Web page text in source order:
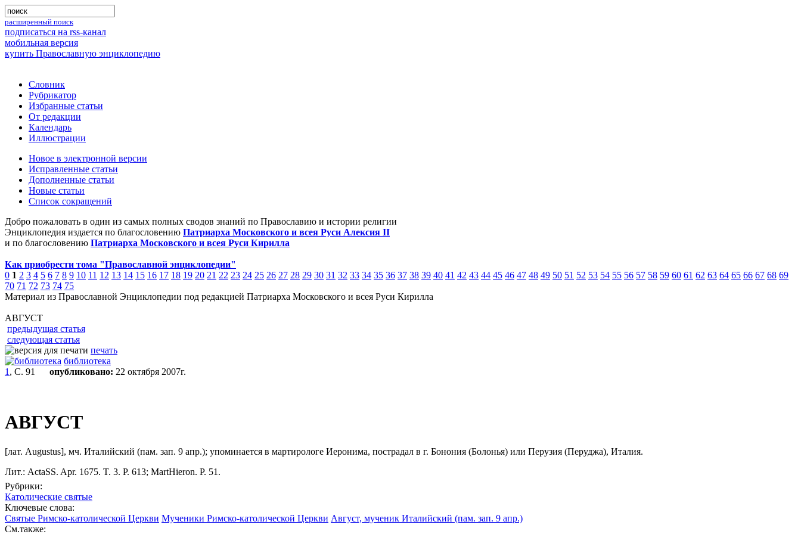
расширенный поиск
подписаться на rss-канал
мобильная версия
купить Православную энциклопедию
Словник
Рубрикатор
Избранные статьи
От редакции
Календарь
Иллюстрации
Новое в электронной версии
Исправленные статьи
Дополненные статьи
Новые статьи
Список сокращений
Добро пожаловать в один из самых полных сводов знаний по Православию и истории религии
Энциклопедия издается по благословению Патриарха Московского и всея Руси Алексия II
и по благословению Патриарха Московского и всея Руси Кирилла
Как приобрести тома "Православной энциклопедии"
0 1 2 3 4 5 6 7 8 9 10 11 12 13 14 15 16 17 18 19 20 21 22 23 24 25 26 27 28 29 30 31 32 33 34 35 36 37 38 39 40 41 42 43 44 45 46 47 48 49 50 51 52 53 54 55 56 57 58 59 60 61 62 63 64 65 66 67 68 69
70 71 72 73 74 75
Материал из Православной Энциклопедии под редакцией Патриарха Московского и всея Руси Кирилла
АВГУСТ
предыдущая статья
следующая статья
печать
библиотека
1 , С. 91 опубликовано: 22 октября 2007г.
АВГУСТ
[лат. Augustus], мч. Италийский (пам. зап. 9 апр.); упоминается в мартирологе Иеронима, пострадал в г. Бонония (Болонья) или Перузия (Перуджа), Италия.
Лит.: ActaSS. Apr. 1675. T. 3. P. 613; MartHieron. P. 51.
Рубрики:
Католические святые
Ключевые слова:
Святые Римско-католической Церкви Мученики Римско-католической Церкви Август, мученик Италийский (пам. зап. 9 апр.)
См.также: